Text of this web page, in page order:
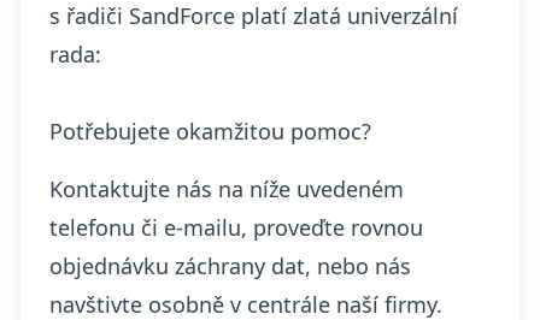
s řadiči SandForce platí zlatá univerzální
rada:
Potřebujete okamžitou pomoc?
Kontaktujte nás na níže uvedeném
telefonu či e-mailu, proveďte rovnou
objednávku záchrany dat, nebo nás
navštivte osobně v centrále naší firmy.